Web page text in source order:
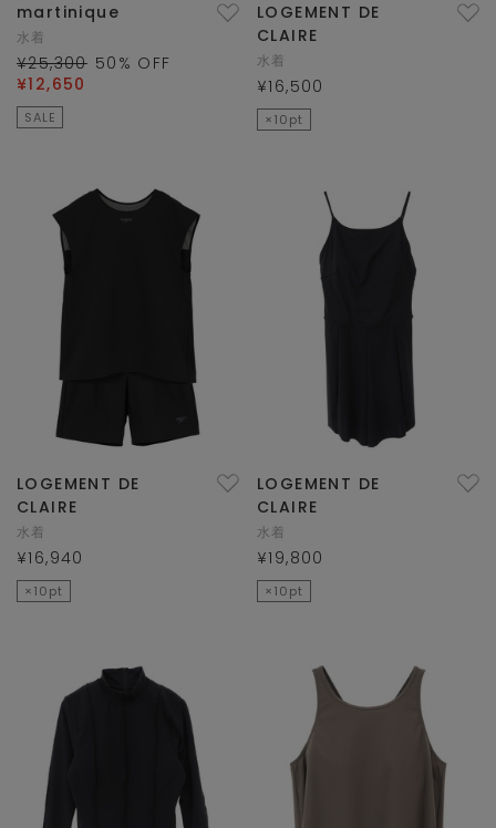
martinique
水着
¥25,300 50 % OFF
¥12,650
SALE
LOGEMENT DE
CLAIRE
水着
¥16,500
×10pt
LOGEMENT DE
CLAIRE
水着
¥16,940
×10pt
LOGEMENT DE
CLAIRE
水着
¥19,800
×10pt